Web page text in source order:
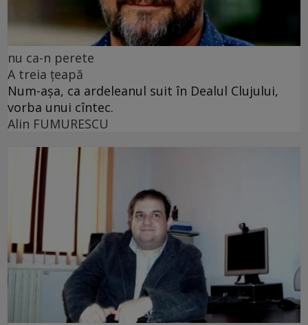
nu ca-n perete
A treia țeapă
Num-așa, ca ardeleanul suit în Dealul Clujului,
vorba unui cîntec.
Alin FUMURESCU